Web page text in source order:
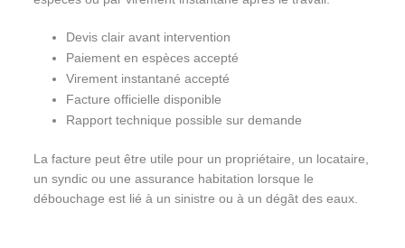
Devis clair avant intervention
Paiement en espèces accepté
Virement instantané accepté
Facture officielle disponible
Rapport technique possible sur demande
La facture peut être utile pour un propriétaire, un locataire,
un syndic ou une assurance habitation lorsque le
débouchage est lié à un sinistre ou à un dégât des eaux.